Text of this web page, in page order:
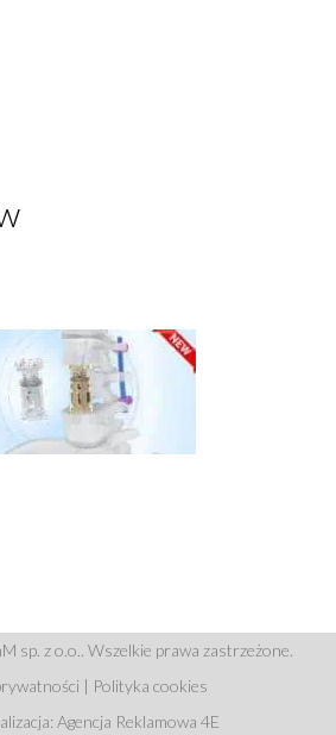
sp. z o.o.. Wszelkie prawa zastrzeżone.
| Polityka cookies
Agencja Reklamowa 4E